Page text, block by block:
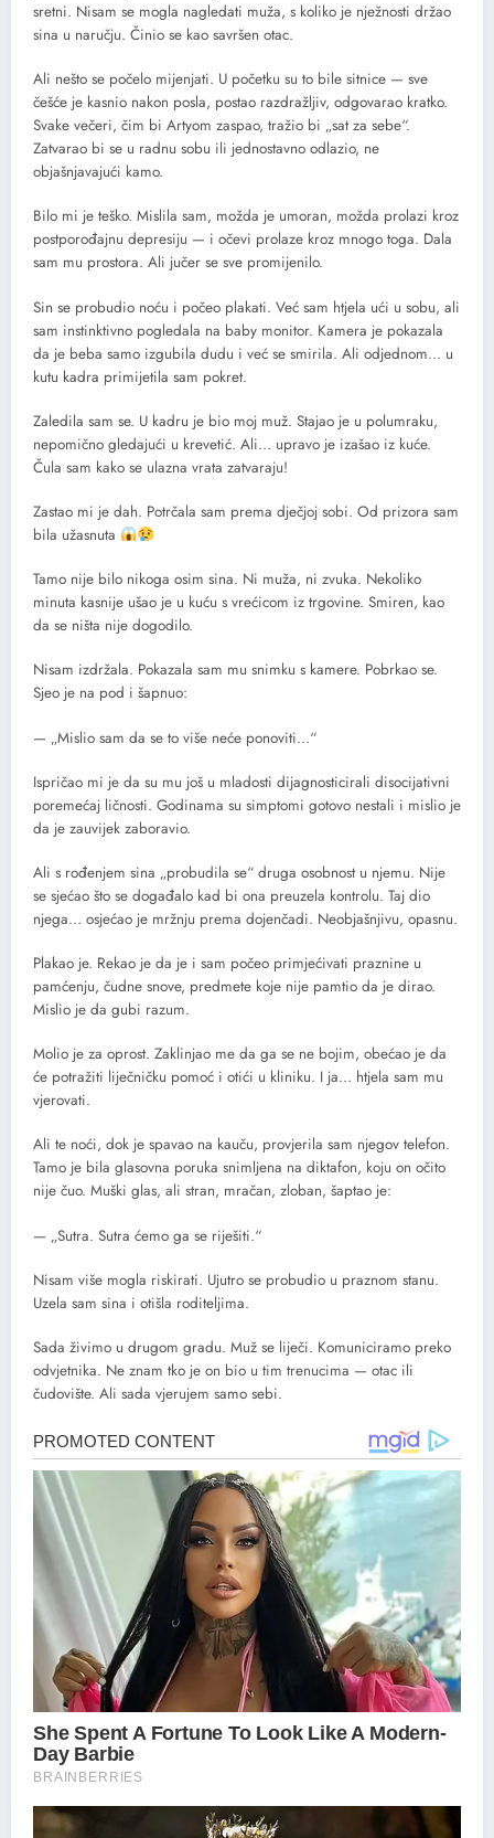
sretni. Nisam se mogla nagledati muža, s koliko je nježnosti držao
sina u naručju. Činio se kao savršen otac.
Ali nešto se počelo mijenjati. U početku su to bile sitnice — sve
češće je kasnio nakon posla, postao razdražljiv, odgovarao kratko.
Svake večeri, čim bi Artyom zaspao, tražio bi „sat za sebe“.
Zatvarao bi se u radnu sobu ili jednostavno odlazio, ne
objašnjavajući kamo.
Bilo mi je teško. Mislila sam, možda je umoran, možda prolazi kroz
postporođajnu depresiju — i očevi prolaze kroz mnogo toga. Dala
sam mu prostora. Ali jučer se sve promijenilo.
Sin se probudio noću i počeo plakati. Već sam htjela ući u sobu, ali
sam instinktivno pogledala na baby monitor. Kamera je pokazala
da je beba samo izgubila dudu i već se smirila. Ali odjednom… u
kutu kadra primijetila sam pokret.
Zaledila sam se. U kadru je bio moj muž. Stajao je u polumraku,
nepomično gledajući u krevetić. Ali… upravo je izašao iz kuće.
Čula sam kako se ulazna vrata zatvaraju!
Zastao mi je dah. Potrčala sam prema dječjoj sobi. Od prizora sam
bila užasnuta
Tamo nije bilo nikoga osim sina. Ni muža, ni zvuka. Nekoliko
minuta kasnije ušao je u kuću s vrećicom iz trgovine. Smiren, kao
da se ništa nije dogodilo.
Nisam izdržala. Pokazala sam mu snimku s kamere. Pobrkao se.
Sjeo je na pod i šapnuo:
— „Mislio sam da se to više neće ponoviti…“
Ispričao mi je da su mu još u mladosti dijagnosticirali disocijativni
poremećaj ličnosti. Godinama su simptomi gotovo nestali i mislio je
da je zauvijek zaboravio.
Ali s rođenjem sina „probudila se“ druga osobnost u njemu. Nije
se sjećao što se događalo kad bi ona preuzela kontrolu. Taj dio
njega… osjećao je mržnju prema dojenčadi. Neobjašnjivu, opasnu.
Plakao je. Rekao je da je i sam počeo primjećivati praznine u
pamćenju, čudne snove, predmete koje nije pamtio da je dirao.
Mislio je da gubi razum.
Molio je za oprost. Zaklinjao me da ga se ne bojim, obećao je da
će potražiti liječničku pomoć i otići u kliniku. I ja… htjela sam mu
vjerovati.
Ali te noći, dok je spavao na kauču, provjerila sam njegov telefon.
Tamo je bila glasovna poruka snimljena na diktafon, koju on očito
nije čuo. Muški glas, ali stran, mračan, zloban, šaptao je:
— „Sutra. Sutra ćemo ga se riješiti.“
Nisam više mogla riskirati. Ujutro se probudio u praznom stanu.
Uzela sam sina i otišla roditeljima.
Sada živimo u drugom gradu. Muž se liječi. Komuniciramo preko
odvjetnika. Ne znam tko je on bio u tim trenucima — otac ili
čudovište. Ali sada vjerujem samo sebi.